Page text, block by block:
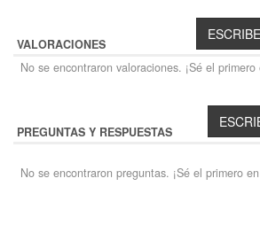
VALORACIONES
No se encontraron valoraciones. ¡Sé el
PREGUNTAS Y RESPUESTAS
No se encontraron preguntas. ¡Sé el primero